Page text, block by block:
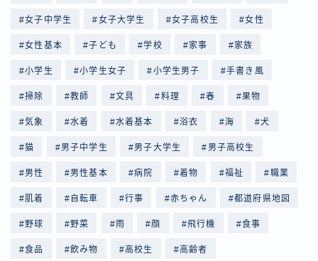
Follow Me
女子中学生 女子大学生 女子高校生 女性
女性基本 子ども 学校 家事 家族
小学生 小学生女子 小学生男子 手書き風
掃除 教師 文具 料理 春 果物
気象 水着 水着基本 浴衣 海 犬
猫 男子中学生 男子大学生 男子高校生
男性 男性基本 病院 着物 福祉 職業
肌着 自転車 行事 赤ちゃん 都道府県地図
野球 野菜 雨 顔 飛行機 食事
食品 飲み物 高校生 高齢者